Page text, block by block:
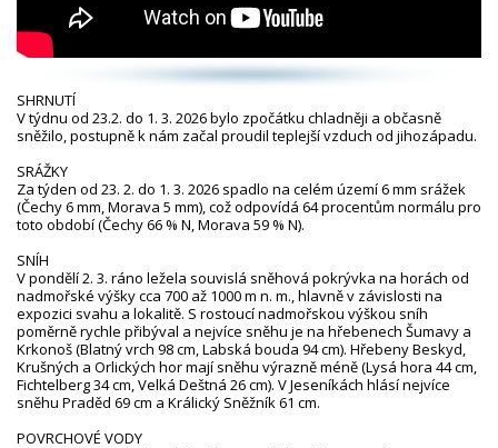
SHRNUTÍ
V týdnu od 23.2. do 1. 3. 2026 bylo zpočátku chladněji a občasně
sněžilo, postupně k nám začal proudil teplejší vzduch od jihozápadu.
SRÁŽKY
Za týden od 23. 2. do 1. 3. 2026 spadlo na celém území 6 mm srážek
(Čechy 6 mm, Morava 5 mm), což odpovídá 64 procentům normálu pro
toto období (Čechy 66 % N, Morava 59 % N).
SNÍH
V pondělí 2. 3. ráno ležela souvislá sněhová pokrývka na horách od
nadmořské výšky cca 700 až 1000 m n. m., hlavně v závislosti na
expozici svahu a lokalitě. S rostoucí nadmořskou výškou sníh
poměrně rychle přibýval a nejvíce sněhu je na hřebenech Šumavy a
Krkonoš (Blatný vrch 98 cm, Labská bouda 94 cm). Hřebeny Beskyd,
Krušných a Orlických hor mají sněhu výrazně méně (Lysá hora 44 cm,
Fichtelberg 34 cm, Velká Deštná 26 cm). V Jeseníkách hlásí nejvíce
sněhu Praděd 69 cm a Králický Sněžník 61 cm.
POVRCHOVÉ VODY